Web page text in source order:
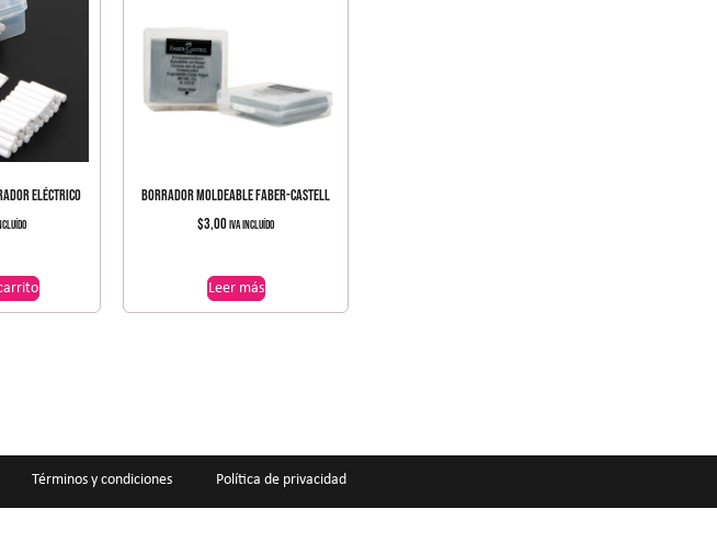
ELÉCTRICO
BORRADOR MOLDEABLE FABER-CASTELL
$3,00 IVA incluído
Leer más
Términos y condiciones Política de privacidad